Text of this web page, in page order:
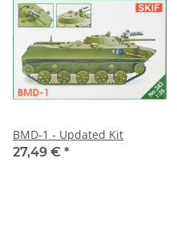
BMD-1 - Updated Kit
27,49 € *